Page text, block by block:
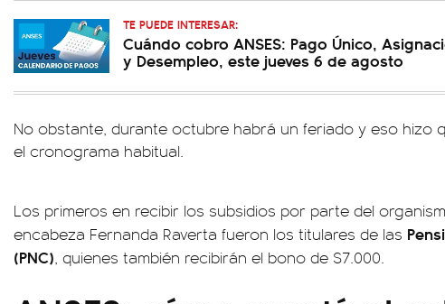
TE PUEDE INTERESAR:
Cuándo cobro ANSES: Pago Único,
y Desempleo, este jueves 6 de agosto
No obstante, durante octubre habrá un feriado y eso hizo
el cronograma habitual.
Los primeros en recibir los subsidios por parte del
encabeza Fernanda Raverta fueron los titulares de las
(PNC), quienes también recibirán el bono de $7.000.